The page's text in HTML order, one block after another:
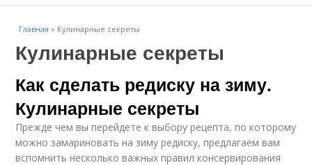
Главная » Кулинарные секреты
Кулинарные секреты
Как сделать редиску на зиму.
Кулинарные секреты
Прежде чем вы перейдете к выбору рецепта, по которому
можно замариновать на зиму редиску, предлагаем вам
вспомнить несколько важных правил консервирования